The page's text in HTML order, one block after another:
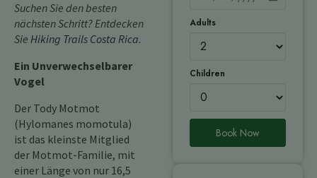
Suchen Sie den besten
nächsten Schritt? Entdecken
Sie Hiking Trails Costa Rica.
Ein Unverwechselbarer
Vogel
Der Tody Motmot
(Hylomanes momotula)
ist das kleinste Mitglied
der Motmot-Familie, mit
einer Länge von nur 16,5
Adults
Children
Book Now